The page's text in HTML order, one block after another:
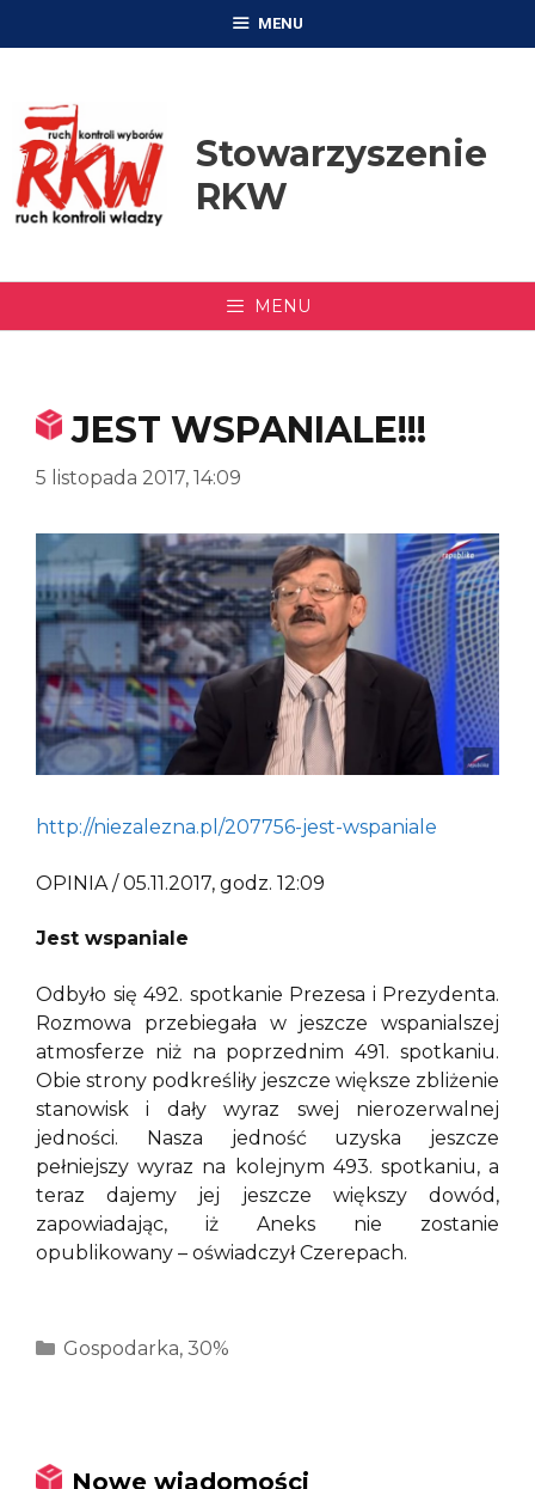
MENU
Stowarzyszenie
RKW
MENU
JEST WSPANIALE!!!
5 listopada 2017, 14:09
http://niezalezna.pl/207756-jest-wspaniale
OPINIA / 05.11.2017, godz. 12:09
Jest wspaniale
Odbyło się 492. spotkanie Prezesa i Prezydenta.
Rozmowa przebiegała w jeszcze wspanialszej
atmosferze niż na poprzednim 491. spotkaniu.
Obie strony podkreśliły jeszcze większe zbliżenie
stanowisk i dały wyraz swej nierozerwalnej
jedności. Nasza jedność uzyska jeszcze
pełniejszy wyraz na kolejnym 493. spotkaniu, a
teraz dajemy jej jeszcze większy dowód,
zapowiadając, iż Aneks nie zostanie
opublikowany – oświadczył Czerepach.
Kategorie
Gospodarka, 30%
Nowe wiadomości